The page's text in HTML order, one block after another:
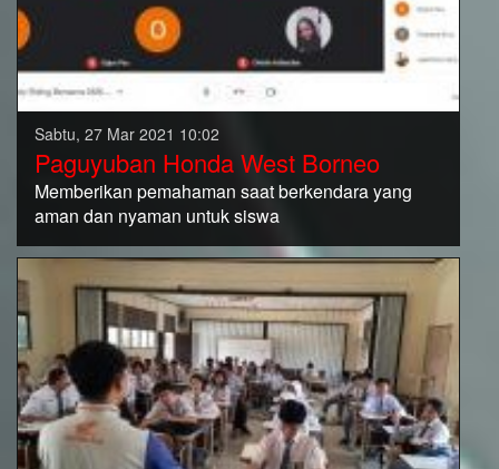
Sabtu, 27 Mar 2021 10:02
Paguyuban Honda West Borneo
Memberikan pemahaman saat berkendara yang
aman dan nyaman untuk siswa